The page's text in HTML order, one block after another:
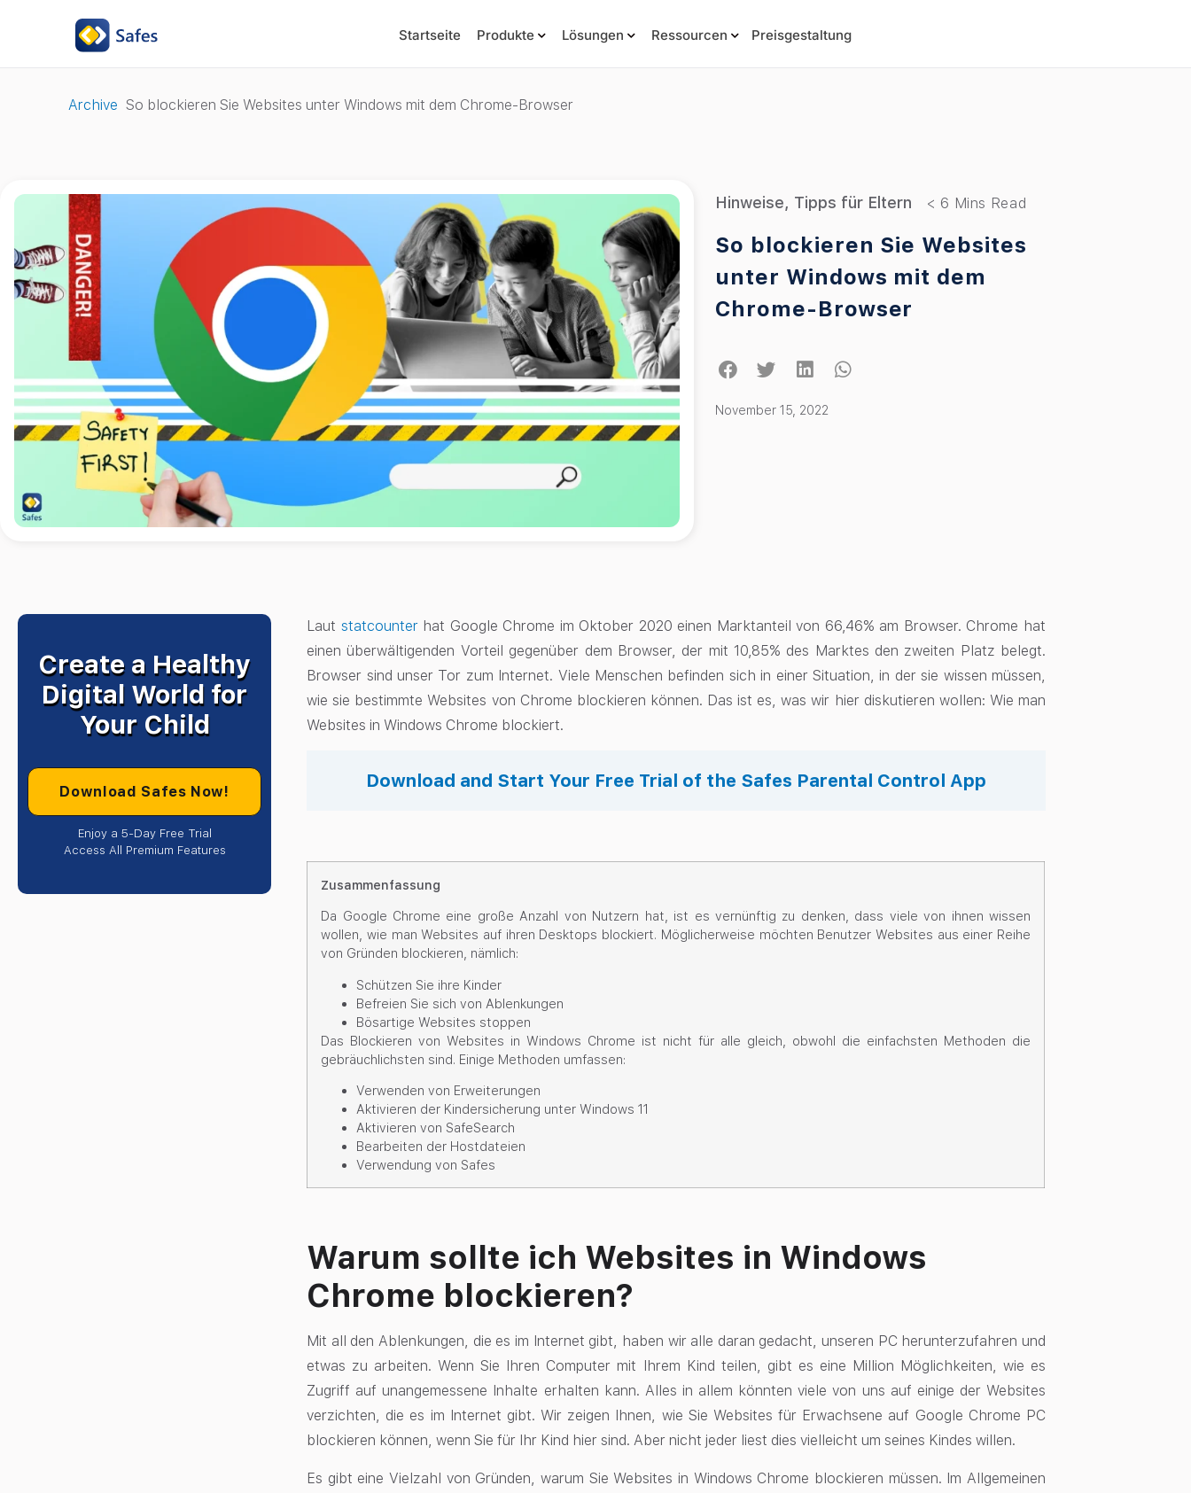
Startseite Produkte Lösungen Ressourcen Preisgestaltung
Archive So blockieren Sie Websites unter Windows mit dem Chrome-Browser
Hinweise, Tipps für Eltern
So blockieren Sie Websites
unter Windows mit dem
Chrome-Browser
November 15, 2022
Create a Healthy
Digital World for
Your Child
Download Safes Now!
Enjoy a 5-Day Free Trial
Access All Premium Features
Laut statcounterhat Google Chrome im Oktober 2020 einen Marktanteil von 66,46% am Browser. Chrome hat
einen überwältigenden Vorteil gegenüber dem Browser, der mit 10,85% des Marktes den zweiten Platz belegt.
Browser sind unser Tor zum Internet. Viele Menschen befinden sich in einer Situation, in der sie wissen müssen,
wie sie bestimmte Websites von Chrome blockieren können. Das ist es, was wir hier diskutieren wollen: Wie man
Websites in Windows Chrome blockiert.
Download and Start Your Free Trial of the Safes Parental Control App
Zusammenfassung
Da Google Chrome eine große Anzahl von Nutzern hat, ist es vernünftig zu denken, dass viele von ihnen wissen
wollen, wie man Websites auf ihren Desktops blockiert. Möglicherweise möchten Benutzer Websites aus einer Reihe
von Gründen blockieren, nämlich:
Schützen Sie ihre Kinder
Befreien Sie sich von Ablenkungen
Bösartige Websites stoppen
Das Blockieren von Websites in Windows Chrome ist nicht für alle gleich, obwohl die einfachsten Methoden die
gebräuchlichsten sind. Einige Methoden umfassen:
Verwenden von Erweiterungen
Aktivieren der Kindersicherung unter Windows 11
Aktivieren von SafeSearch
Bearbeiten der Hostdateien
Verwendung von Safes
Warum sollte ich Websites in Windows
Chrome blockieren?
Mit all den Ablenkungen, die es im Internet gibt, haben wir alle daran gedacht, unseren PC herunterzufahren und
etwas zu arbeiten. Wenn Sie Ihren Computer mit Ihrem Kind teilen, gibt es eine Million Möglichkeiten, wie es
Zugriff auf unangemessene Inhalte erhalten kann. Alles in allem könnten viele von uns auf einige der Websites
verzichten, die es im Internet gibt. Wir zeigen Ihnen, wie Sie Websites für Erwachsene auf Google Chrome PC
blockieren können, wenn Sie für Ihr Kind hier sind. Aber nicht jeder liest dies vielleicht um seines Kindes willen.
Es gibt eine Vielzahl von Gründen, warum Sie Websites in Windows Chrome blockieren müssen. Im Allgemeinen